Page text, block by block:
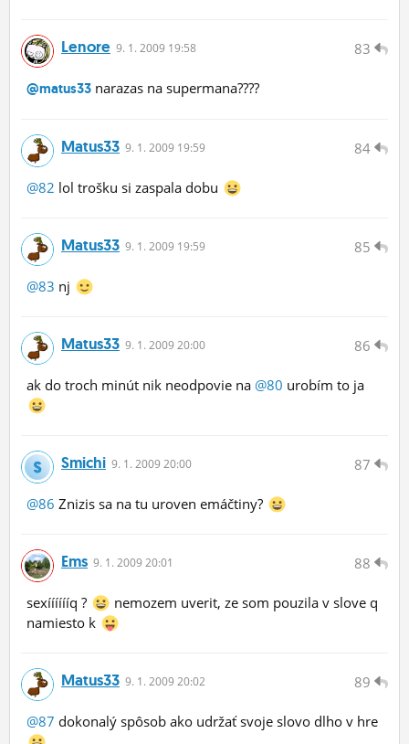
83
Lenore 9. 1. 2009 19:58
@matus33 narazas na supermana????
84
Matus33 9. 1. 2009 19:59
@82 lol trošku si zaspala dobu
85
Matus33 9. 1. 2009 19:59
@83 nj
86
Matus33 9. 1. 2009 20:00
ak do troch minút nik neodpovie na @80 urobím to ja
87
Smichi 9. 1. 2009 20:00
@86 Znizis sa na tu uroven emáčtiny?
88
Ems 9. 1. 2009 20:01
sexííííííq ?
nemozem uverit, ze som pouzila v slove q
namiesto k
89
Matus33 9. 1. 2009 20:02
@87 dokonalý spôsob ako udržať svoje slovo dlho v hre